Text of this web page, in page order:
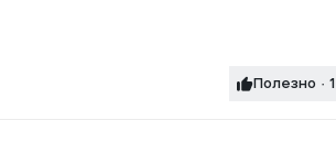
Полезно · 1